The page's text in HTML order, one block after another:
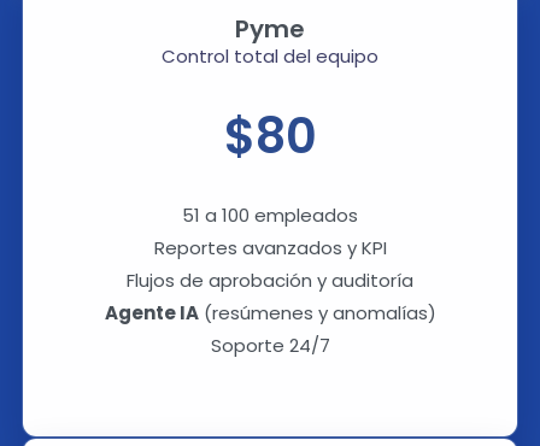
Pyme
Control total del equipo
$80
51 a 100 empleados
Reportes avanzados y KPI
Flujos de aprobación y auditoría
Agente IA(resúmenes y anomalías)
Soporte 24/7